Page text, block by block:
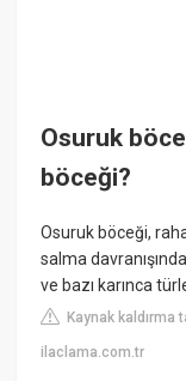
Osuruk
böceği?
Osuruk böceği,
salma
ve bazı karınca
Kaynak kaldırma
ilaclama.com.tr